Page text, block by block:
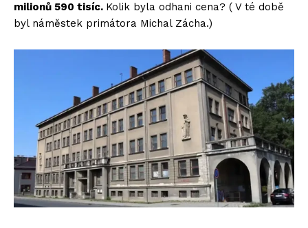
milionů 590 tisíc. Kolik byla odhani cena? ( V té době
byl náměstek primátora Michal Zácha.)